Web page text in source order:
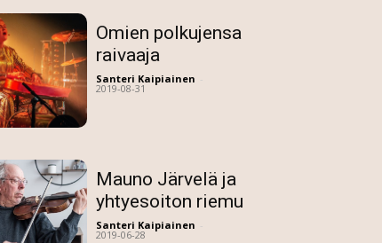
Omien polkujensa
raivaaja
Santeri Kaipiainen -
2019-08-31
Mauno Järvelä ja
yhtyesoiton riemu
Santeri Kaipiainen -
2019-06-28